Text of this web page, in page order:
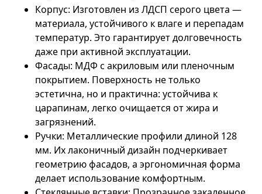
Корпус: Изготовлен из ЛДСП серого цвета —
материала, устойчивого к влаге и перепадам
температур. Это гарантирует долговечность
даже при активной эксплуатации.
Фасады: МДФ с акриловым или пленочным
покрытием. Поверхность не только
эстетична, но и практична: устойчива к
царапинам, легко очищается от жира и
загрязнений.
Ручки: Металлические профили длиной 128
мм. Их лаконичный дизайн подчеркивает
геометрию фасадов, а эргономичная форма
делает использование комфортным.